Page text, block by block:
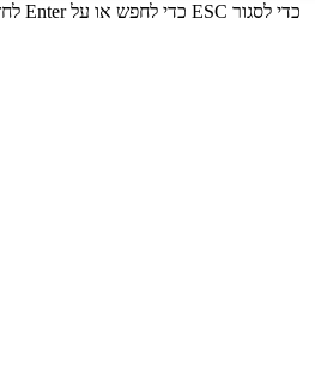
לחץ על Enter כדי לחפש או על ESC כדי לסגור